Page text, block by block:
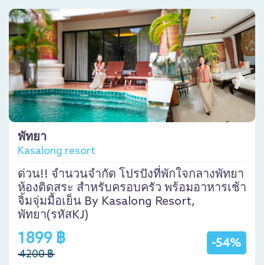
พัทยา
Kasalong resort
ด่วน!! จำนวนจำกัด โปรปังที่พักใจกลางพัทยา
ห้องติดสระ สำหรับครอบครัว พร้อมอาหารเช้า
จิ้มจุ่มมื้อเย็น By Kasalong Resort,
พัทยา(รหัสKJ)
-54%
1899 ฿
4200 ฿